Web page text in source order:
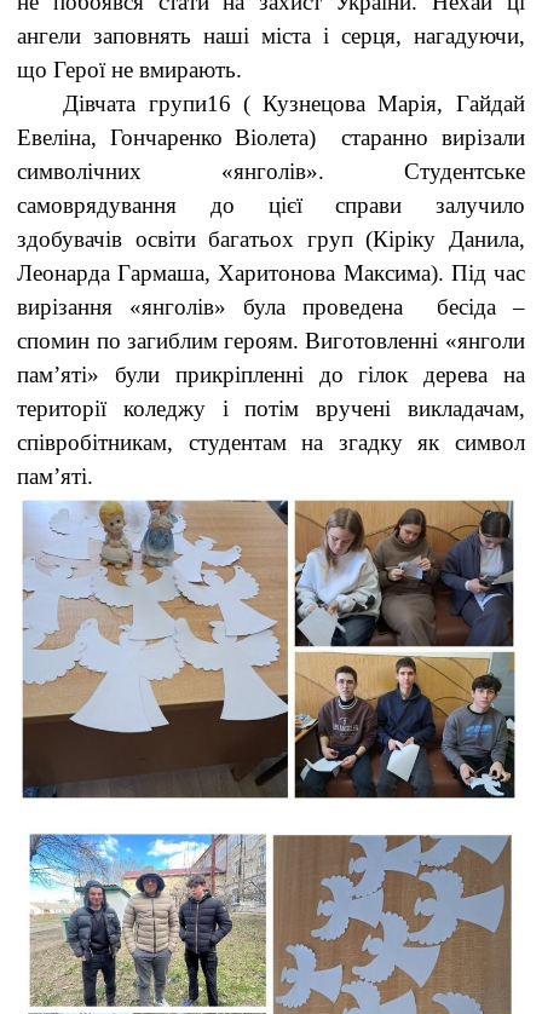
ангели заповнять наші міста і серця, нагадуючи,
що Герої не вмирають.
Дівчата групи16 ( Кузнецова Марія, Гайдай
Евеліна, Гончаренко Віолета) старанно вирізали
символічних «янголів». Студентське
самоврядування до цієї справи залучило
здобувачів освіти багатьох груп (Кіріку Данила,
Леонарда Гармаша, Харитонова Максима). Під час
вирізання «янголів» була проведена бесіда –
спомин по загиблим героям. Виготовленні «янголи
пам’яті» були прикріпленні до гілок дерева на
території коледжу і потім вручені викладачам,
співробітникам, студентам на згадку як символ
пам’яті.